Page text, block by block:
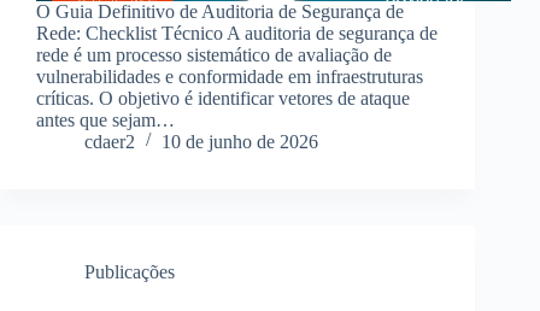
O Guia Definitivo de Auditoria de Segurança de
Rede: Checklist Técnico A auditoria de segurança de
rede é um processo sistemático de avaliação de
vulnerabilidades e conformidade em infraestruturas
críticas. O objetivo é identificar vetores de ataque
antes que sejam…
cdaer2
10 de junho de 2026
Publicações